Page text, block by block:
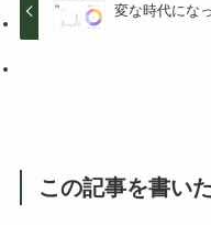
変な時代にな
この記事を書い